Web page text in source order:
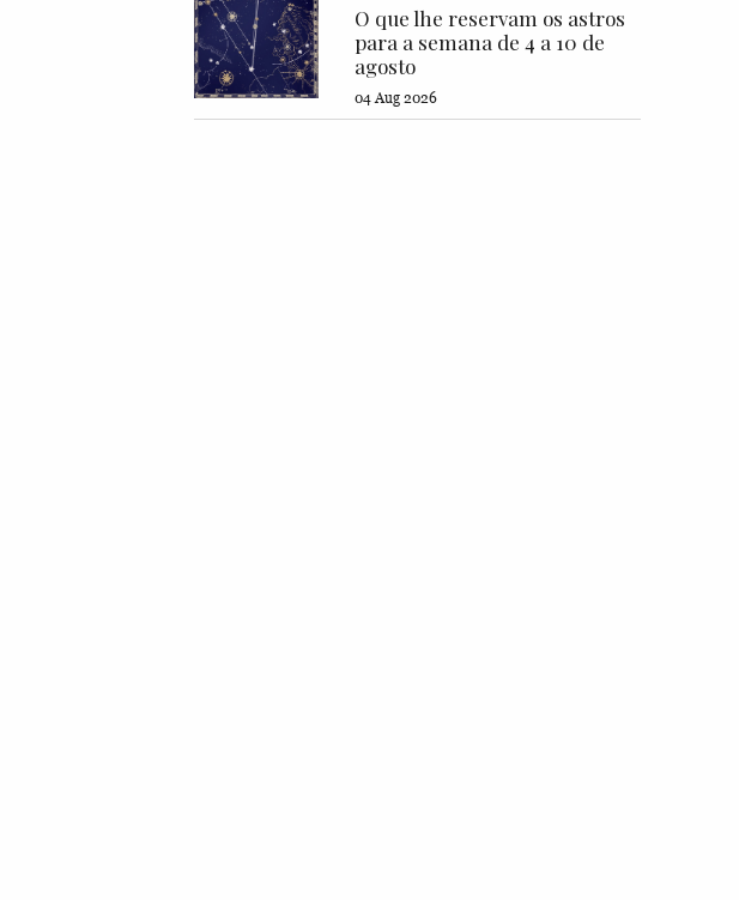
O que lhe reservam os astros
para a semana de 4 a 10 de
agosto
04 Aug 2026